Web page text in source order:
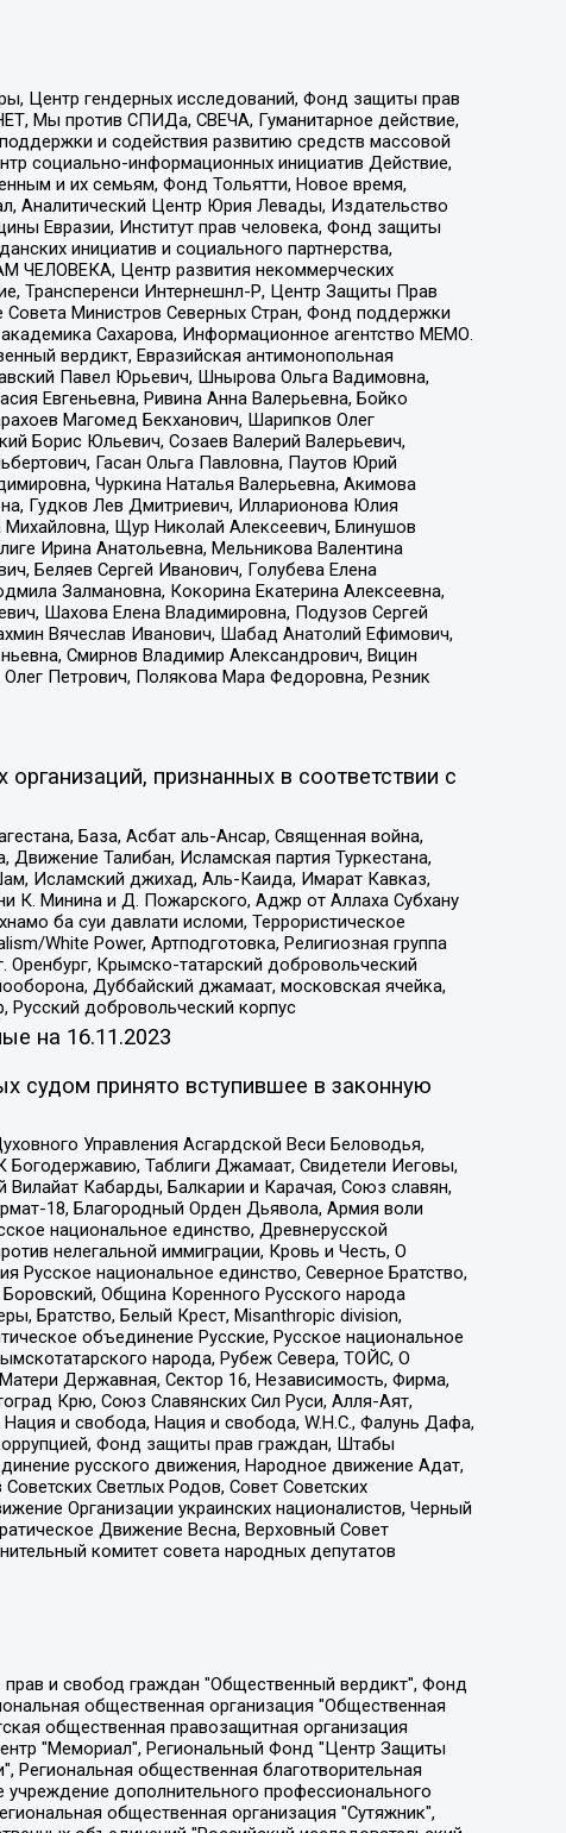
Центр гендерных исследований, Фонд защиты прав
Мы против СПИДа, СВЕЧА, Гуманитарное действие,
и содействия развитию средств массовой
социально-информационных инициатив Действие,
и их семьям, Фонд Тольятти, Новое время,
Аналитический Центр Юрия Левады, Издательство
Евразии, Институт прав человека, Фонд защиты
инициатив и социального партнерства,
ЧЕЛОВЕКА, Центр развития некоммерческих
Трансперенси Интернешнл-Р, Центр Защиты Прав
Совета Министров Северных Стран, Фонд поддержки
Сахарова, Информационное агентство МЕМО.
вердикт, Евразийская антимонопольная
Павел Юрьевич, Шнырова Ольга Вадимовна,
Евгеньевна, Ривина Анна Валерьевна, Бойко
Магомед Бекханович, Шарипков Олег
Борис Юльевич, Созаев Валерий Валерьевич,
Гасан Ольга Павловна, Паутов Юрий
Чуркина Наталья Валерьевна, Акимова
Гудков Лев Дмитриевич, Илларионова Юлия
Михайловна, Щур Николай Алексеевич, Блинушов
Ирина Анатольевна, Мельникова Валентина
Беляев Сергей Иванович, Голубева Елена
Залмановна, Кокорина Екатерина Алексеевна,
Шахова Елена Владимировна, Подузов Сергей
Вячеслав Иванович, Шабад Анатолий Ефимович,
Смирнов Владимир Александрович, Вицин
Петрович, Полякова Мара Федоровна, Резник
признанных в соответствии с
База, Асбат аль-Ансар, Священная война,
Талибан, Исламская партия Туркестана,
Исламский джихад, Аль-Каида, Имарат Кавказ,
К. Минина и Д. Пожарского, Аджр от Аллаха Субхану
ба суи давлати исломи, Террористическое
White Power, Артподготовка, Религиозная группа
Оренбург, Крымско-татарский добровольческий
Дуббайский джамаат, московская ячейка,
добровольческий корпус
на 16.11.2023
судом принято вступившее в законную
Управления Асгардской Веси Беловодья,
Таблиги Джамаат, Свидетели Иеговы,
Кабарды, Балкарии и Карачая, Союз славян,
18, Благородный Орден Дьявола, Армия воли
национальное единство, Древнерусской
нелегальной иммиграции, Кровь и Честь, О
Русское национальное единство, Северное Братство,
Община Коренного Русского народа
Братство, Белый Крест, Misanthropic division,
объединение Русские, Русское национальное
народа, Рубеж Севера, ТОЙС, О
Державная, Сектор 16, Независимость, Фирма,
Крю, Союз Славянских Сил Руси, Алля-Аят,
и свобода, Нация и свобода, W.H.С., Фалунь Дафа,
Фонд защиты прав граждан, Штабы
русского движения, Народное движение Адат,
Светлых Родов, Совет Советских
Организации украинских националистов, Черный
Движение Весна, Верховный Совет
комитет совета народных депутатов
"Правозащитная группа "Гражданин.Армия.Право", Хисамова Регина Фаритовна, Автономная некоммерческая организация по реализации социально-правовых программ "Лилит", Дальневосточное общественное движение "Маяк", Санкт-Петербургская ЛГБТ-инициативная группа "Выход", Инициативная группа ЛГБТ+ "Реверс", Алексеев Андрей Викторович, Бекбулатова Таисия Львовна, Беляев Иван Михайлович, Владыкина Елена Сергеевна, Гельман Марат Александрович, Никульшина Вероника Юрьевна, Толоконникова Надежда Андреевна, Шендерович Виктор Анатольевич, Общество с ограниченной ответственностью "Данное сообщение", Общество с ограниченной ответственностью Издательский дом "Новая глава", Айнбиндер Александра Александровна, Московский комьюнити-центр для ЛГБТ+инициатив, Благотворительный фонд развития филантропии, Deutsche Welle (Германия, Kurt-Schumacher-Strasse 3, 53113 Bonn), Борзунова Мария Михайловна, Воробьев Виктор Викторович, Голубева Анна Львовна, Константинова Алла Михайловна, Малкова Ирина Владимировна, Мурадов Мурад Абдулгалимович, Осетинская Елизавета Николаевна, Понасенков Евгений Николаевич, Ганапольский Матвей Юрьевич, Киселев Евгений Алексеевич, Борухович Ирина Григорьевна, Дремин Иван Тимофеевич, Дубровский Дмитрий Викторович, Красноярская региональная общественная организация поддержки и развития альтернативных образовательных технологий и межкультурных коммуникаций "ИНТЕРРА", Маяковская Екатерина Алексеевна, Фейгин Марк Захарович, Филимонов Андрей Викторович, Дзугкоева Регина Николаевна, Доброхотов Роман Александрович, Дудь Юрий Александрович, Елкин Сергей Владимирович, Кругликов Кирилл Игоревич, Сабунаева Мария Леонидовна, Семенов Алексей Владимирович, Шаинян Карен Багратович, Шульман Екатерина Михайловна, Асафьев Артур Валерьевич, Вахштайн Виктор Семенович, Венедиктов Алексей Алексеевич, Лушникова Екатерина Евгеньевна, Волков Леонид Михайлович, Невзоров Александр Глебович, Пархоменко Сергей Борисович, Сироткин Ярослав Николаевич, Кара-Мурза Владимир Владимирович, Баранова Наталья Владимировна, Гозман Леонид Яковлевич, Кагарлицкий Борис Юльевич, Климарев Михаил Валерьевич, Милов Владимир Станиславович, Автономная некоммерческая организация Краснодарский центр современного искусства "Типография", Моргенштерн Алишер Тагирович, Соболь Любовь Эдуардовна, Общество с ограниченной ответственностью "ЛИЗА НОРМ", Каспаров Гарри Кимович, Ходорковский Михаил Борисович, Общество с ограниченной ответственностью "Апрельские тезисы", Данилович Ирина Брониславовна, Кашин Олег Владимирович, Петров Николай Владимирович, Пивоваров Алексей Владимирович, Соколов Михаил Владимирович, Цветкова Юлия Владимировна, Чичваркин Евгений Александрович, Комитет против пыток/Команда против пыток, Общество с ограниченной ответственностью "Первый научный", Общество с ограниченной ответственностью "Вертолет и ко", Белоцерковская Вероника Борисовна, Кац Максим Евгеньевич, Лазарева Татьяна Юрьевна, Шаведдинов Руслан Табризович, Яшин Илья Валерьевич, Общество с ограниченной ответственностью "Иноагент ААВ", Алешковский Дмитрий Петрович, Альбац Евгения Марковна, Быков Дмитрий Львович, Галямина Юлия Евгеньевна, Лойко Сергей Леонидович, Мартынов Кирилл Константинович, Медведев Сергей Александрович, Крашенинников Федор Геннадиевич, Гордеева Катерина Вл